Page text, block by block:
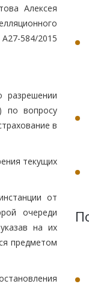
Алексея
584/2015
по вопросу
в
текущих
от
очереди
на их
предметом